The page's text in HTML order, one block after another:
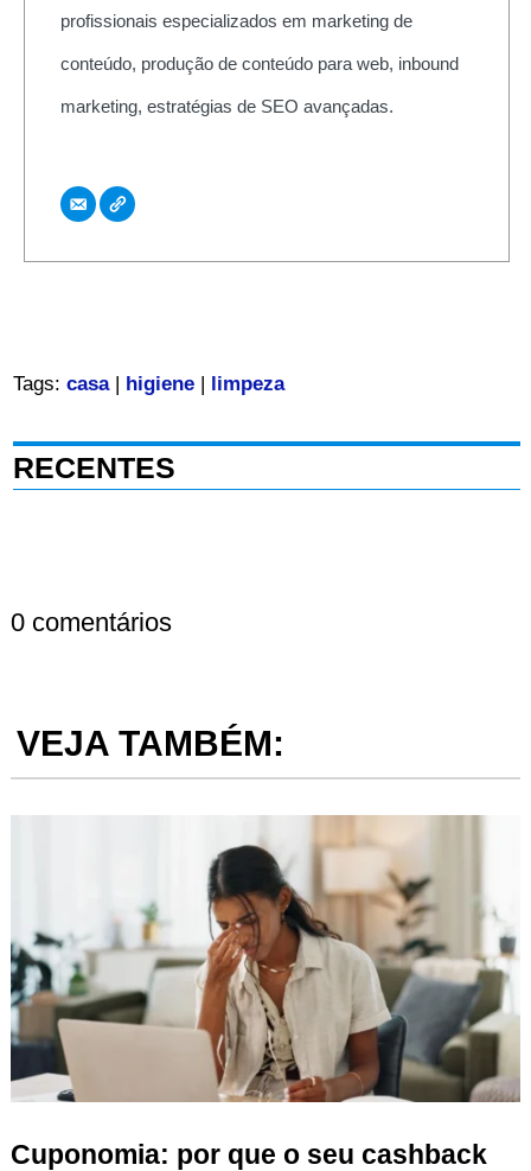
profissionais especializados em marketing de
conteúdo, produção de conteúdo para web, inbound
marketing, estratégias de SEO avançadas.
Tags: casa| higiene| limpeza
RECENTES
0 comentários
VEJA TAMBÉM:
Cuponomia: por que o seu cashback